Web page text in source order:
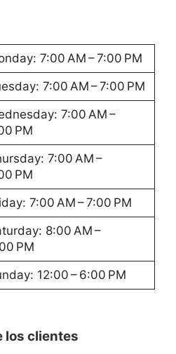
7:00 AM – 7:00 PM
7:00 AM – 7:00 PM
7:00 AM –
PM
7:00 AM –
PM
7:00 AM – 7:00 PM
8:00 AM –
PM
12:00 – 6:00 PM
los clientes